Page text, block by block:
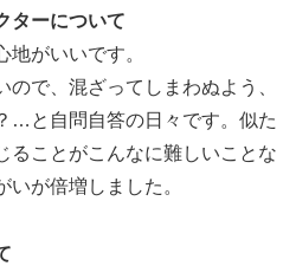
ターについて
がいいです。
で、混ざってしまわぬよう、
…と自問自答の日々です。似た
ることがこんなに難しいことな
が倍増しました。